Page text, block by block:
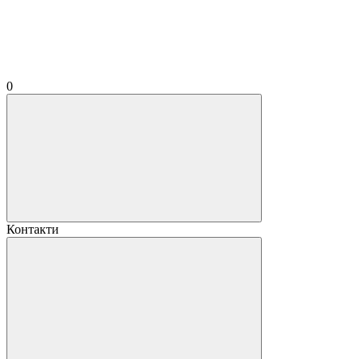
0
Контакти